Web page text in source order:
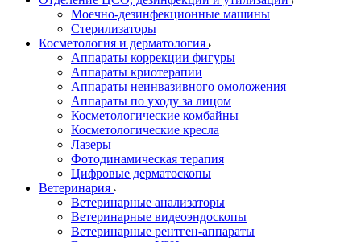
Моечно-дезинфекционные машины
Стерилизаторы
Косметология и дерматология
Аппараты коррекции фигуры
Аппараты криотерапии
Аппараты неинвазивного омоложения
Аппараты по уходу за лицом
Косметологические комбайны
Косметологические кресла
Лазеры
Фотодинамическая терапия
Цифровые дерматоскопы
Ветеринария
Ветеринарные анализаторы
Ветеринарные видеоэндоскопы
Ветеринарные рентген-аппараты